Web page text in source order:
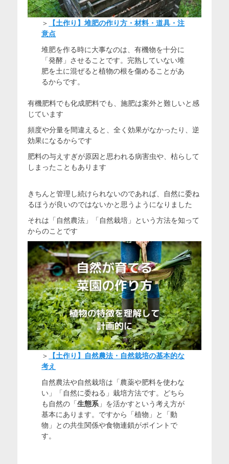
＞ 【土作り】堆肥の作り方・材料・道具・注
意点
堆肥を作る時に大事なのは、有機物を十分に
「発酵」させることです。完熟していない堆
肥を土に混ぜると植物の根を傷めることがあ
るからです。
有機肥料でも化成肥料でも、施肥は案外と難しいと感
じています
頻度や分量を間違えると、全く効果がなかったり、逆
効果になるからです
肥料の与えすぎが原因と思われる病害虫や、枯らして
しまったこともあります
きちんと管理し続けられないのであれば、自然に委ね
るほうが良いのではないかと思うようになりました
それは「自然農法」「自然栽培」という方法を知って
からのことです
＞ 【土作り】自然農法・自然栽培の基本的な
考え
自然農法や自然栽培は「農薬や肥料を使わな
い」「自然に委ねる」栽培方法です。どちら
も自然の「生態系 」を活かすという考え方が
基本にあります。ですから「植物」と「動
物」との共生関係や食物連鎖がポイントで
す。